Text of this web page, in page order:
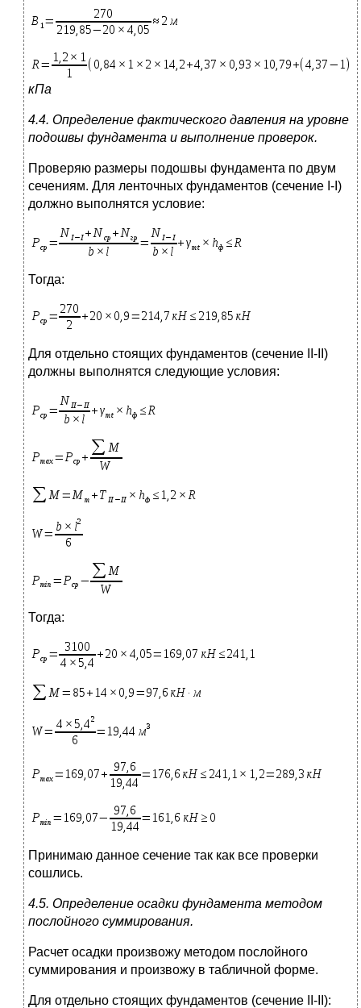
кПа
4.4. Определение фактического давления на уровне
подошвы фундамента и выполнение проверок.
Проверяю размеры подошвы фундамента по двум
сечениям. Для ленточных фундаментов (сечение I-I)
должно выполнятся условие:
Тогда:
Для отдельно стоящих фундаментов (сечение II-II)
должны выполнятся следующие условия:
Тогда:
Принимаю данное сечение так как все проверки
сошлись.
4.5. Определение осадки фундамента методом
послойного суммирования.
Расчет осадки произвожу методом послойного
суммирования и произвожу в табличной форме.
Для отдельно стоящих фундаментов (сечение II-II):